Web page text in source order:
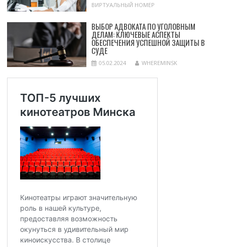
ВИРТУАЛЬНЫЙ НОМЕР
ВЫБОР АДВОКАТА ПО УГОЛОВНЫМ
ДЕЛАМ: КЛЮЧЕВЫЕ АСПЕКТЫ
ОБЕСПЕЧЕНИЯ УСПЕШНОЙ ЗАЩИТЫ В
СУДЕ
05.02.2024 WHEREMINSK